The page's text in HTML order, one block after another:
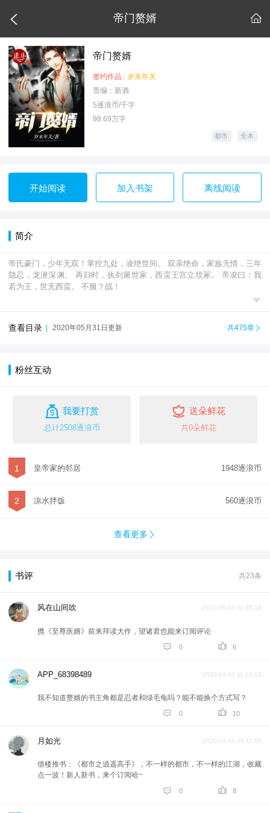
 帝门赘婿 
帝门赘婿
签约作品 | 岁末年关
责编：新酒
5逐浪币/千字
98.69万字
都市 全本
开始阅读 加入书架 离线阅读
简介
帝氏豪门，少年无双！掌控九处，凌绝世间。 双亲绝命，家族无情，三年
隐忍，龙潜深渊。 再归时，执剑屠世家，西蛮王宫立坟冢。 帝凌曰：我
若为王，世无西蛮。 不服？战！

查看目录 2020年05月31日更新 共475章 
粉丝互动
 我要打赏
总计2508逐浪币
 送朵鲜花
共0朵鲜花
1 皇帝家的邻居 1948逐浪币
2 凉水拌饭 560逐浪币
查看更多 
书评 共23条
风在山间吹 2021-06-03 01:35:14
携《至尊医婿》前来拜读大作，望诸君也能来订阅评论
 0  6
APP_68398489 2020-04-30 11:13:12
我不知道赘婿的书主角都是忍者和绿毛龟吗？能不能换个方式写？
 0  10
月如光 2020-04-23 09:11:55
借楼推书：《都市之逍遥高手》，不一样的都市，不一样的江湖，收藏
点一波！新人新书，来个订阅哈~
 0  8